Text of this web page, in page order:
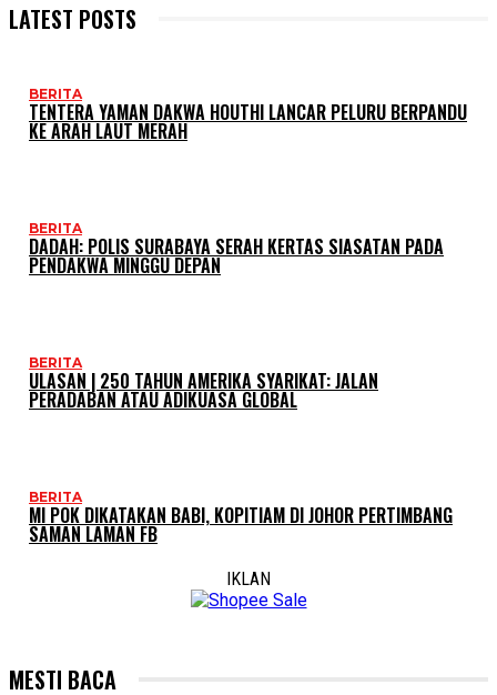
LATEST POSTS
BERITA
TENTERA YAMAN DAKWA HOUTHI LANCAR PELURU BERPANDU
KE ARAH LAUT MERAH
BERITA
DADAH: POLIS SURABAYA SERAH KERTAS SIASATAN PADA
PENDAKWA MINGGU DEPAN
BERITA
ULASAN | 250 TAHUN AMERIKA SYARIKAT: JALAN
PERADABAN ATAU ADIKUASA GLOBAL
BERITA
MI POK DIKATAKAN BABI, KOPITIAM DI JOHOR PERTIMBANG
SAMAN LAMAN FB
IKLAN
MESTI BACA